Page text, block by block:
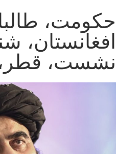
حکومت،
افغانستان،
نشست،